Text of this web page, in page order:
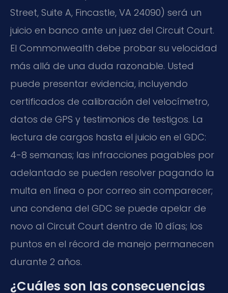
Street, Suite A, Fincastle, VA 24090) será un
juicio en banco ante un juez del Circuit Court.
El Commonwealth debe probar su velocidad
más allá de una duda razonable. Usted
puede presentar evidencia, incluyendo
certificados de calibración del velocímetro,
datos de GPS y testimonios de testigos. La
lectura de cargos hasta el juicio en el GDC:
4-8 semanas; las infracciones pagables por
adelantado se pueden resolver pagando la
multa en línea o por correo sin comparecer;
una condena del GDC se puede apelar de
novo al Circuit Court dentro de 10 días; los
puntos en el récord de manejo permanecen
durante 2 años.
¿Cuáles son las consecuencias